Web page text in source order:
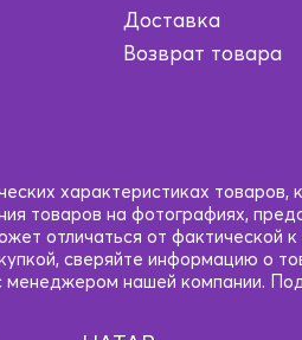
Доставка
Возврат товара
характеристиках товаров,
товаров на фотографиях,
отличаться от
сверяйте информацию о
менеджером нашей компании.